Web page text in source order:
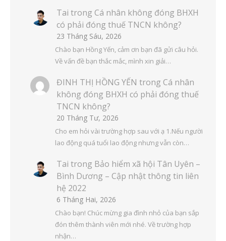
Tai trong Cá nhân không đóng BHXH
có phải đóng thuế TNCN không?
23 Tháng Sáu, 2026
Chào bạn Hồng Yến, cảm ơn bạn đã gửi câu hỏi.
Về vấn đề bạn thắc mắc, mình xin giải…
ĐINH THỊ HỒNG YẾN trong Cá nhân
không đóng BHXH có phải đóng thuế
TNCN không?
20 Tháng Tư, 2026
Cho em hỏi vài trường hợp sau với ạ 1.Nếu người
lao động quá tuổi lao động nhưng vẫn còn…
Tai trong Bảo hiểm xã hội Tân Uyên –
Bình Dương – Cập nhật thông tin liên
hệ 2022
6 Tháng Hai, 2026
Chào bạn! Chúc mừng gia đình nhỏ của bạn sắp
đón thêm thành viên mới nhé. Về trường hợp
nhận…